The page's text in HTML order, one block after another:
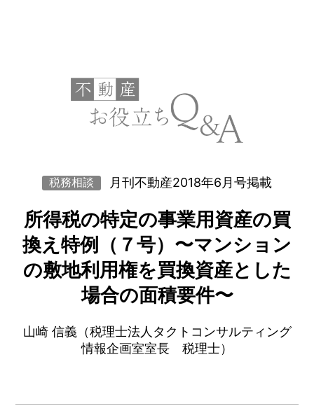
税務相談 月刊不動産2018年6月号掲載
所得税の特定の事業用資産の買
換え特例（７号）〜マンション
の敷地利用権を買換資産とした
場合の面積要件〜
山崎 信義（税理士法人タクトコンサルティング
情報企画室室長 税理士）